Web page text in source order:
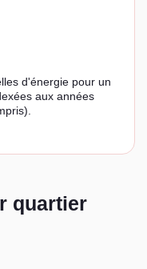
d'énergie pour un
aux années
quartier